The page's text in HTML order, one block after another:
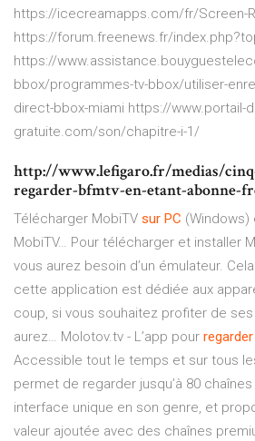
https://icecreamapps.com/fr/Screen-
https://forum.freenews.fr/
https://
bbox/programmes-tv-bbox/utiliser-
direct-bbox-miami https://www.portail-
gratuite.com/son/chapitre-i-1/
http://www.lefigaro.fr/medias/
regarder-bfmtv-en-etant-abonne-
Télécharger MobiTV sur PC (Windows)
MobiTV… Pour télécharger et installer
vous aurez besoin d’un émulateur.
cette application est dédiée aux
coup, si vous souhaitez profiter de
aurez… Molotov.tv - L’app pour regarder
Accessible tout le temps et sur tous
permet de regarder jusqu’à 80
interface unique en son genre, et
valeur ajoutée avec des chaînes